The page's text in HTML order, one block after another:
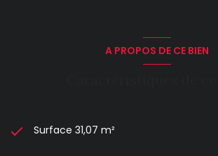
A PROPOS DE CE BIEN
Surface 31,07 m²